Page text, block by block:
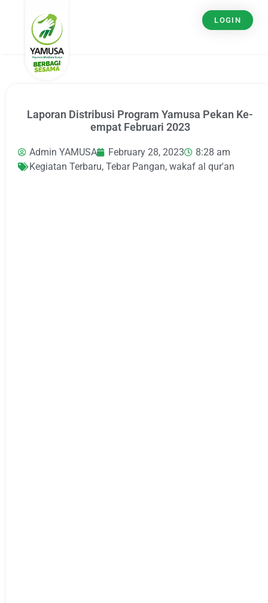
LOGIN
Laporan Distribusi Program Yamusa Pekan Ke-
empat Februari 2023
Admin YAMUSA February 28, 2023
8:28 am
Kegiatan Terbaru, Tebar Pangan, wakaf al qur'an